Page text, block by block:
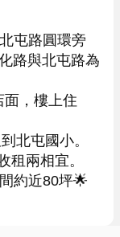
屯路圓環旁
路與北屯路為
面，樓上住
北屯國小。
租兩相宜。
約近80坪🌟